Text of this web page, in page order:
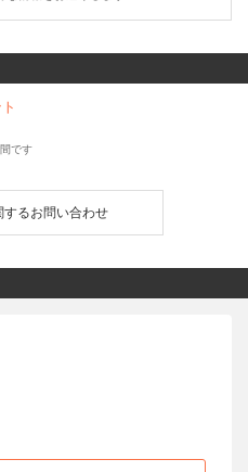
です
するお問い合わせ